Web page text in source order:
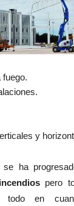
fuego.
y
se ha
pero
todo en